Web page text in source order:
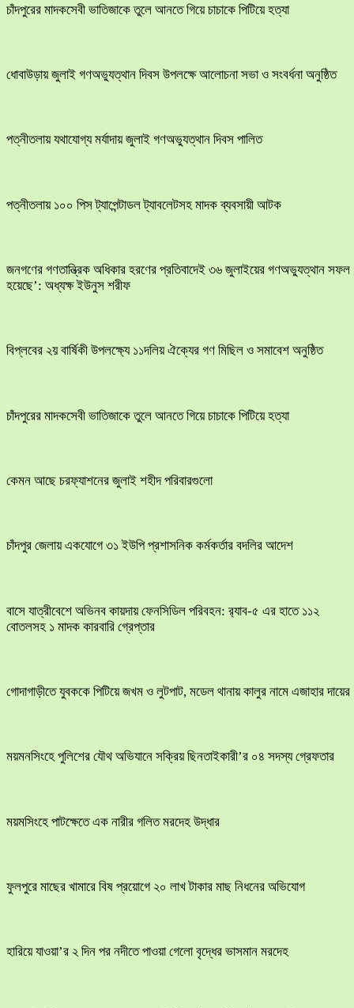
চাঁদপুরের মাদকসেবী ভাতিজাকে তুলে আনতে গিয়ে চাচাকে পিটিয়ে হত্যা
ধোবাউড়ায় জুলাই গণঅভ্যুত্থান দিবস উপলক্ষে আলোচনা সভা ও সংবর্ধনা অনুষ্ঠিত
পত্নীতলায় যথাযোগ্য মর্যাদায় জুলাই গণঅভ্যুত্থান দিবস পালিত
পত্নীতলায় ১০০ পিস ট্যাপেন্টাডল ট্যাবলেটসহ মাদক ব্যবসায়ী আটক
জনগণের গণতান্ত্রিক অধিকার হরণের প্রতিবাদেই ৩৬ জুলাইয়ের গণঅভ্যুত্থান সফল
হয়েছে’: অধ্যক্ষ ইউনুস শরীফ
বিপ্লবের ২য় বার্ষিকী উপলক্ষ্যে ১১দলিয় ঐক্যের গণ মিছিল ও সমাবেশ অনুষ্ঠিত
চাঁদপুরের মাদকসেবী ভাতিজাকে তুলে আনতে গিয়ে চাচাকে পিটিয়ে হত্যা
কেমন আছে চরফ্যাশনের জুলাই শহীদ পরিবারগুলো
চাঁদপুর জেলায় একযোগে ৩১ ইউপি প্রশাসনিক কর্মকর্তার বদলির আদেশ
বাসে যাত্রীবেশে অভিনব কায়দায় ফেনসিডিল পরিবহন: র‍্যাব-৫ এর হাতে ১১২
বোতলসহ ১ মাদক কারবারি গ্রেপ্তার
​গোদাগাড়ীতে যুবককে পিটিয়ে জখম ও লুটপাট, মডেল থানায় কালুর নামে এজাহার দায়ের
ময়মনসিংহে পুলিশের যৌথ অভিযানে সক্রিয় ছিনতাইকারী’র ০৪ সদস্য গ্রেফতার
ময়মসিংহে পাটক্ষেতে এক নারীর গলিত মরদেহ উদ্ধার
ফুলপুরে মাছের খামারে বিষ প্রয়োগে ২০ লাখ টাকার মাছ নিধনের অভিযোগ
হারিয়ে যাওয়া’র ২ দিন পর নদীতে পাওয়া গেলো বৃদ্ধের ভাসমান মরদেহ